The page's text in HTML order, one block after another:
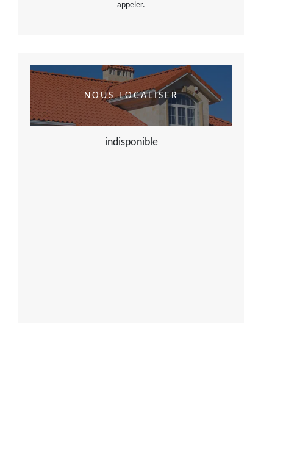
appeler.
NOUS LOCALISER
indisponible